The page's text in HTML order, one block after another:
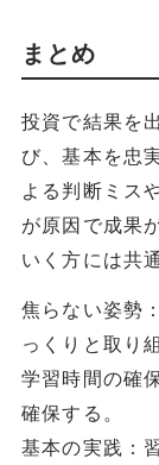
まとめ
投資で結果を
び、基本を忠
よる判断ミス
が原因で成果
いく方には共
焦らない姿勢
っくりと取り
学習時間の確
確保する。
基本の実践：